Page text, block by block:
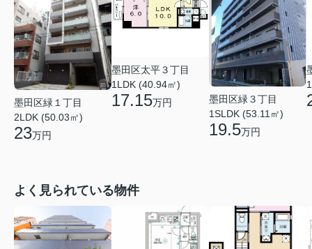
墨田区緑１丁目
2LDK (50.03㎡)
23万円
墨田区太平３丁目
1LDK (40.94㎡)
17.15万円
墨田区緑３丁目
1SLDK (53.11㎡)
19.5万円
よく見られている物件